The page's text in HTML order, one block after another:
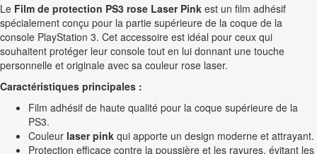
Le Film de protection PS3 rose Laser Pink est un film adhésif
spécialement conçu pour la partie supérieure de la coque de la
console PlayStation 3. Cet accessoire est idéal pour ceux qui
souhaitent protéger leur console tout en lui donnant une touche
personnelle et originale avec sa couleur rose laser.
Caractéristiques principales :
Film adhésif de haute qualité pour la coque supérieure de la
PS3.
Couleur laser pink qui apporte un design moderne et attrayant.
Protection efficace contre la poussière et les rayures, évitant les